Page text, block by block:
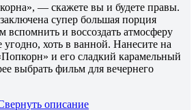
— скажете вы и будете правы.
супер большая порция
вспомнить и воссоздать атмосферу
угодно, хоть в ванной. Нанесите на
и его сладкий карамельный
выбрать фильм для вечернего
описание